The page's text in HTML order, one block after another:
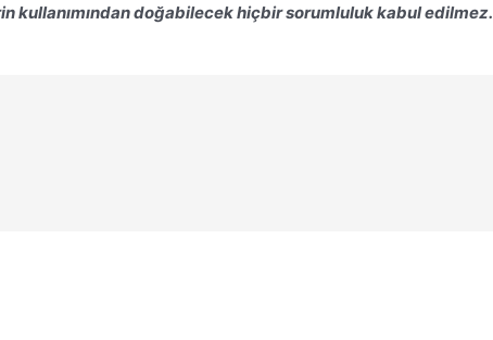
kullanımından doğabilecek hiçbir sorumluluk kabul edilmez.